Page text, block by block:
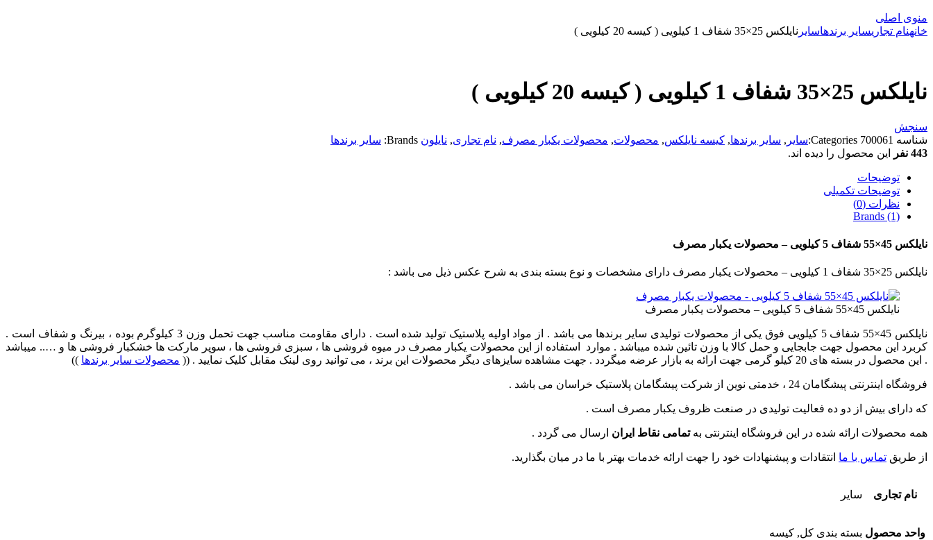
منوی اصلی
خانهنام تجاریسایر برندهاسایر نایلکس 25×35 شفاف 1 کیلویی ( کیسه 20 کیلویی )
نایلکس 25×35 شفاف 1 کیلویی ( کیسه 20 کیلویی )
سنجش
شناسه 700061
Categories: سایر , سایر برندها, کیسه نایلکس, محصولات, محصولات یکبار مصرف, نام تجاری, نایلون Brands: سایر برندها
443 نفر
این محصول را دیده اند.
توضیحات
توضیحات تکمیلی
نظرات (0)
Brands (1)
نایلکس 45×55 شفاف 5 کیلویی – محصولات یکبار مصرف
نایلکس 25×35 شفاف 1 کیلویی – محصولات یکبار مصرف دارای مشخصات و نوع بسته بندی به شرح عکس ذیل می باشد :
نایلکس 45×55 شفاف 5 کیلویی – محصولات یکبار مصرف
نایلکس 45×55 شفاف 5 کیلویی فوق یکی از محصولات تولیدی سایر برندها می باشد . از مواد اولیه پلاستیک تولید شده است . دارای مقاومت مناسب جهت تحمل وزن 3 کیلوگرم بوده ، بیرنگ و شفاف است .
کربرد این محصول جهت جابجایی و حمل کالا با وزن تائین شده میباشد . موارد استفاده از این محصولات یکبار مصرف در میوه فروشی ها ، سبزی فروشی ها ، سوپر مارکت ها خشکبار فروشی ها و ….. میباشد
. این محصول در بسته های 20 کیلو گرمی جهت ارائه به بازار عرضه میگردد . جهت مشاهده سایزهای دیگر محصولات این برند ، می توانید روی لینک مقابل کلیک نمایید . ((
محصولات سایر برندها ))
فروشگاه اینترنتی پیشگامان 24 ، خدمتی نوین از شرکت پیشگامان پلاستیک خراسان می باشد .
که دارای بیش از دو ده فعالیت تولیدی در صنعت ظروف یکبار مصرف است .
همه محصولات ارائه شده در این فروشگاه اینترنتی بهتمامی نقاط ایران ارسال می گردد .
از طریق تماس با ما انتقادات و پیشنهادات خود را جهت ارائه خدمات بهتر با ما در میان بگذارید.
نام تجاری سایر
واحد محصول بسته بندی کل, کیسه